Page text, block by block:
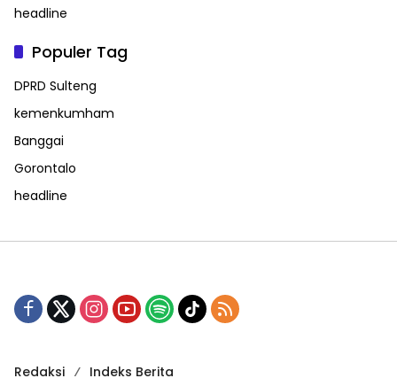
headline
Populer Tag
DPRD Sulteng
kemenkumham
Banggai
Gorontalo
headline
Redaksi Indeks Berita